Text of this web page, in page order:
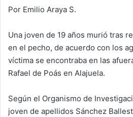
Por Emilio Araya S.
Una joven de 19 años murió tras
en el pecho, de acuerdo con los
víctima se encontraba en las
Rafael de Poás en Alajuela.
Según el Organismo de
joven de apellidos Sánchez